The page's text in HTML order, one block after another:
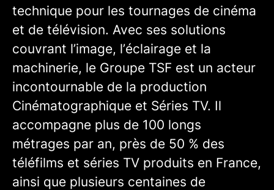
technique pour les tournages de cinéma
et de télévision. Avec ses solutions
couvrant l’image, l’éclairage et la
machinerie, le Groupe TSF est un acteur
incontournable de la production
Cinématographique et Séries TV. Il
accompagne plus de 100 longs
métrages par an, près de 50 % des
téléfilms et séries TV produits en France,
ainsi que plusieurs centaines de